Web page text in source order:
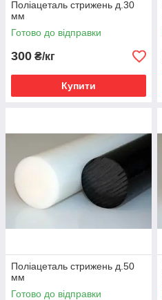
Поліацеталь стрижень д.30
мм
Готово до відправки
300 ₴/кг
Купити
Поліацеталь стрижень д.50
мм
Готово до відправки